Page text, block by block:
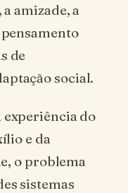
amizade, a
de
social.
experiência do
e da
o problema
sistemas